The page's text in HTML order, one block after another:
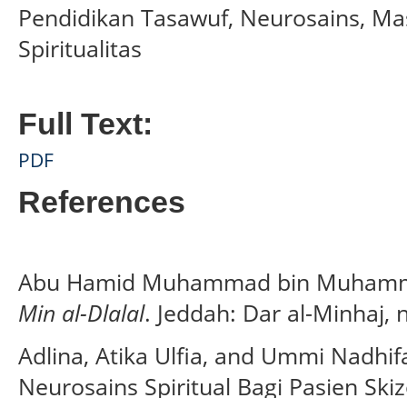
Pendidikan Tasawuf, Neurosains,
Spiritualitas
Full Text:
PDF
References
Abu Hamid Muhammad bin
Min al-Dlalal. Jeddah: Dar al-Minhaj,
Adlina, Atika Ulfia, and Ummi
Neurosains Spiritual Bagi Pasien